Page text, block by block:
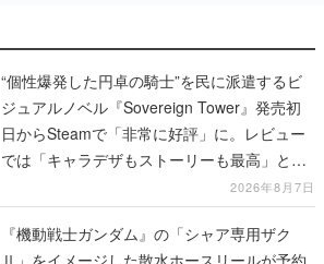
“個性爆発した円卓の騎士”を民に派遣するビ
ジュアルノベル『Sovereign Tower』発売初
日からSteamで「非常に好評」に。レビュー
では「キャラデザもストーリーも最高」と称
2026年8月7日
『機動戦士ガンダム』の「シャア専用ザク
Ⅱ」をイメージした散水ホースリールが予約